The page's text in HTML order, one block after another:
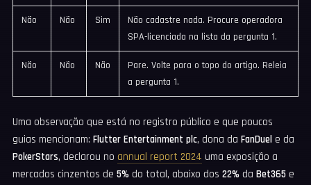
Não Não Sim
Não cadastre nada. Procure operadora
SPA-licenciada na lista da pergunta 1.
Não Não Não
Pare. Volte para o topo do artigo. Releia
a pergunta 1.
Uma observação que está no registro público e que poucos
guias mencionam: Flutter Entertainment plc, dona da FanDuel e da
PokerStars, declarou no annual report 2024 uma exposição a
mercados cinzentos de 5% do total, abaixo dos 22% da Bet365 e